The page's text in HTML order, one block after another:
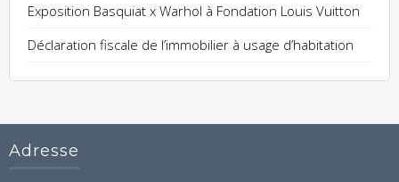
Exposition Basquiat x Warhol à Fondation Louis Vuitton
Déclaration fiscale de l’immobilier à usage d’habitation
Adresse